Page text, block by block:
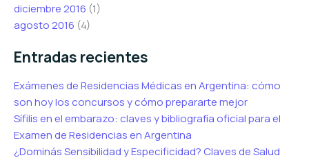
diciembre 2016 (1)
agosto 2016 (4)
Entradas recientes
Exámenes de Residencias Médicas en Argentina: cómo
son hoy los concursos y cómo prepararte mejor
Sífilis en el embarazo: claves y bibliografía oficial para el
Examen de Residencias en Argentina
¿Dominás Sensibilidad y Especificidad? Claves de Salud